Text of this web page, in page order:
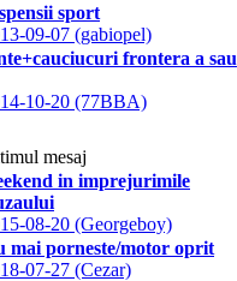
sport
09-07 (gabiopel)
frontera a sau
10-20 (77BBA)
mesaj
in imprejurimile
08-20 (Georgeboy)
mai porneste/motor oprit
07-27 (Cezar)